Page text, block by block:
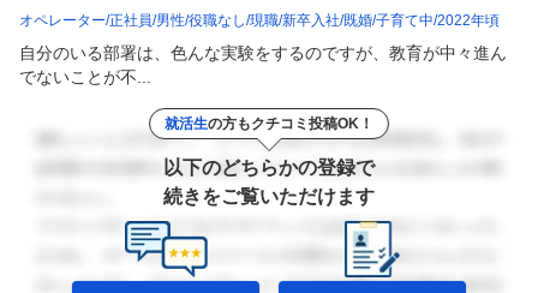
オペレーター 正社員 男性 役職なし 現職 新卒入社 既婚 子育て中 2022年頃
自分のいる部署は、色んな実験をするのですが、教育が中々進ん
でないことが不...
就活生の方もクチコミ投稿OK！
以下のどちらかの登録で
続きをご覧いただけます